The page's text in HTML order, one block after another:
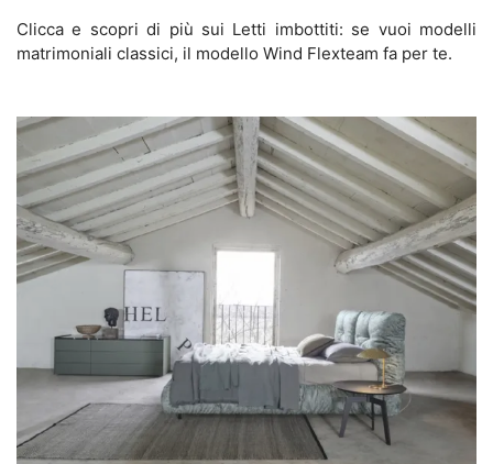
Clicca e scopri di più sui Letti imbottiti: se vuoi modelli
matrimoniali classici, il modello Wind Flexteam fa per te.